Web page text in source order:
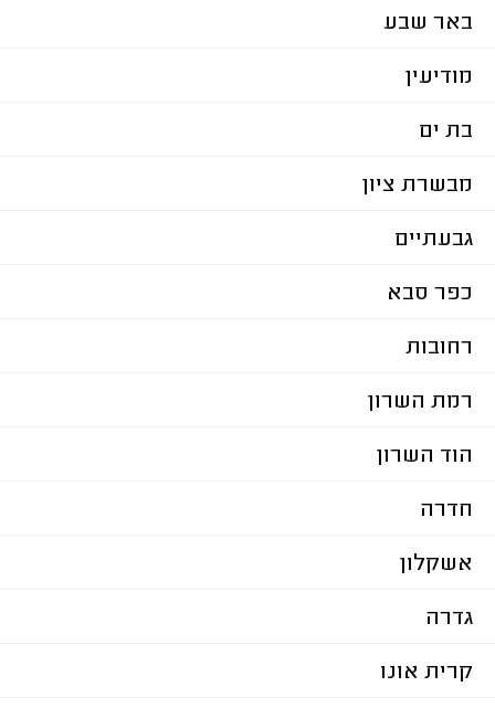
באר שבע
מודיעין
בת ים
מבשרת ציון
גבעתיים
כפר סבא
רחובות
רמת השרון
הוד השרון
חדרה
אשקלון
גדרה
קרית אונו